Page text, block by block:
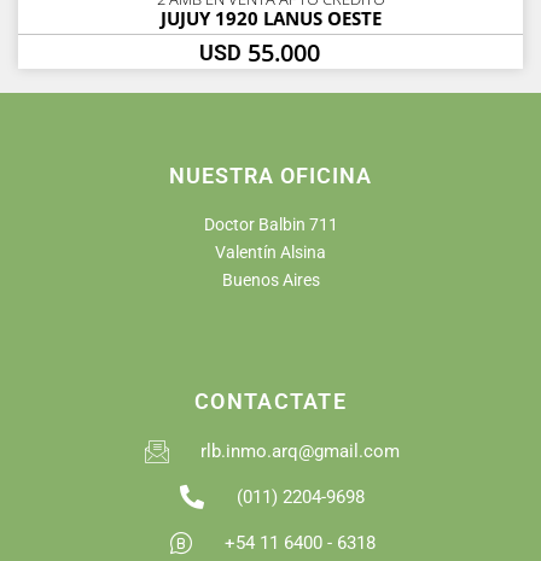
JUJUY 1920 LANUS OESTE
USD 55.000
NUESTRA OFICINA
Doctor Balbin 711
Valentín Alsina
Buenos Aires
CONTACTATE
rlb.inmo.arq@gmail.com
(011) 2204-9698
+54 11 6400 - 6318